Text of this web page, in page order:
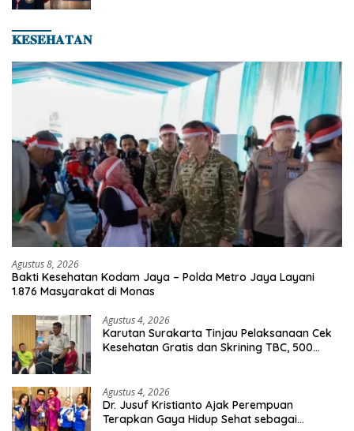
𝐊𝐄𝐒𝐄𝐇𝐀𝐓𝐀𝐍
Agustus 8, 2026
Bakti Kesehatan Kodam Jaya – Polda Metro Jaya Layani
1.876 Masyarakat di Monas
Agustus 4, 2026
Karutan Surakarta Tinjau Pelaksanaan Cek
Kesehatan Gratis dan Skrining TBC, 500
Agustus 4, 2026
Dr. Jusuf Kristianto Ajak Perempuan
Terapkan Gaya Hidup Sehat sebagai